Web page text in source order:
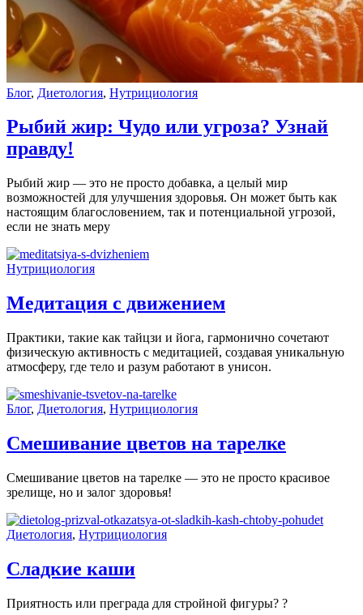
Блог, Диетология, Нутрициология
Рыбий жир: Чудо или угроза? Узнай
правду!
Рыбий жир — это не просто добавка, а целый мир
возможностей для улучшения здоровья. Он может быть как
настоящим благословением, так и потенциальной угрозой,
если не знать меру
Нутрициология
Медитация с движением
Практики, такие как тайцзи и йога, гармонично сочетают
физическую активность с медитацией, создавая уникальную
атмосферу, где тело и разум работают в унисон.
Блог, Диетология, Нутрициология
Смешивание цветов на тарелке
Смешивание цветов на тарелке — это не просто красивое
зрелище, но и залог здоровья!
Диетология, Нутрициология
Сладкие каши
Приятность или преграда для стройной фигуры? ?